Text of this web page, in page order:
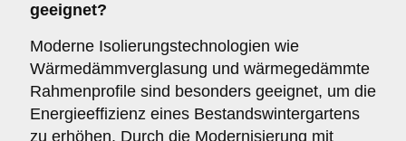
geeignet?
Moderne Isolierungstechnologien wie
Wärmedämmverglasung und wärmegedämmte
Rahmenprofile sind besonders geeignet, um die
Energieeffizienz eines Bestandswintergartens
zu erhöhen. Durch die Modernisierung mit